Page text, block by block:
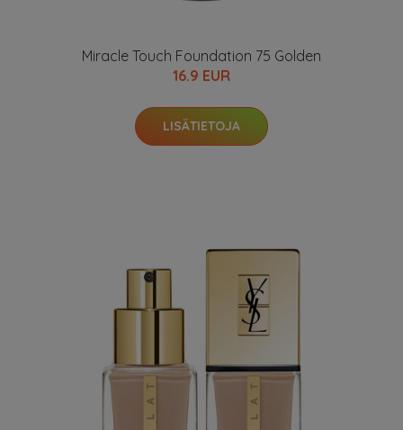
Miracle Touch Foundation 75 Golden
16.9 EUR
LISÄTIETOJA